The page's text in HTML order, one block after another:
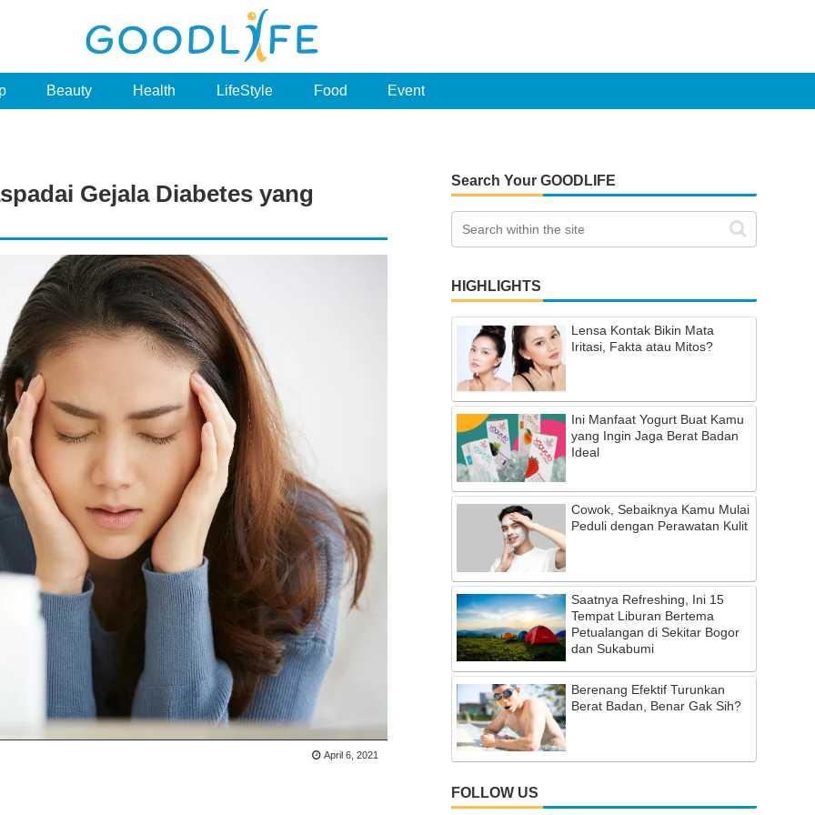
Beauty Health LifeStyle Food Event
Gejala Diabetes yang
April 6, 2021
Search Your GOODLIFE
HIGHLIGHTS
Lensa Kontak Bikin Mata
Iritasi, Fakta atau Mitos?
Ini Manfaat Yogurt Buat Kamu
yang Ingin Jaga Berat Badan
Ideal
Cowok, Sebaiknya Kamu Mulai
Peduli dengan Perawatan Kulit
Saatnya Refreshing, Ini 15
Tempat Liburan Bertema
Petualangan di Sekitar Bogor
dan Sukabumi
Berenang Efektif Turunkan
Berat Badan, Benar Gak Sih?
FOLLOW US